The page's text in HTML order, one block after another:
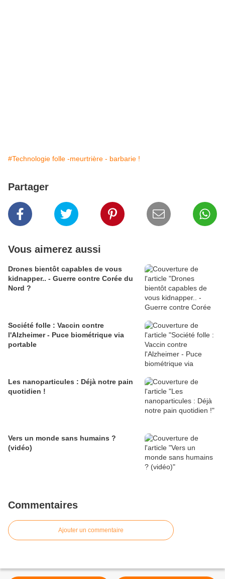
#Technologie folle -meurtrière - barbarie !
Partager
Vous aimerez aussi
Drones bientôt capables de vous
kidnapper.. - Guerre contre Corée du
Nord ?
Société folle : Vaccin contre
l'Alzheimer - Puce biométrique via
portable
Les nanoparticules : Déjà notre pain
quotidien !
Vers un monde sans humains ?
(vidéo)
Commentaires
Ajouter un commentaire